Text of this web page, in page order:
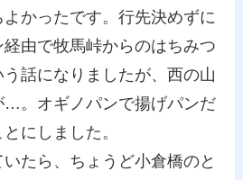
かったです。行先決めずに
由で牧馬峠からのはちみつ
話になりましたが、西の山
…。オギノパンで揚げパンだ
にしました。
たら、ちょうど小倉橋のと